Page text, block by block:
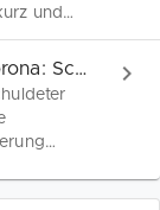
und
deiner
Fragen
aktuell
was du
Veranstaltungsausfall Corona: Schadensdeckung sichern